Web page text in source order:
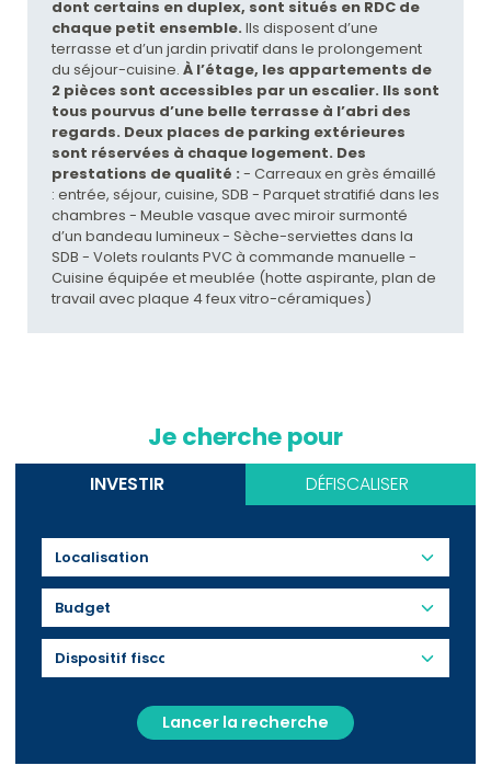
dont certains en duplex, sont situés en RDC de
chaque petit ensemble. Ils disposent d’une
terrasse et d’un jardin privatif dans le prolongement
du séjour-cuisine. À l’étage, les appartements de
2 pièces sont accessibles par un escalier. Ils sont
tous pourvus d’une belle terrasse à l’abri des
regards. Deux places de parking extérieures
sont réservées à chaque logement. Des
prestations de qualité : - Carreaux en grès émaillé
: entrée, séjour, cuisine, SDB - Parquet stratifié dans les
chambres - Meuble vasque avec miroir surmonté
d’un bandeau lumineux - Sèche-serviettes dans la
SDB - Volets roulants PVC à commande manuelle -
Cuisine équipée et meublée (hotte aspirante, plan de
travail avec plaque 4 feux vitro-céramiques)
Je cherche pour
INVESTIR DÉFISCALISER
Budget
Lancer la recherche